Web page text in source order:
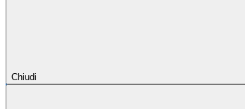
Chiudi